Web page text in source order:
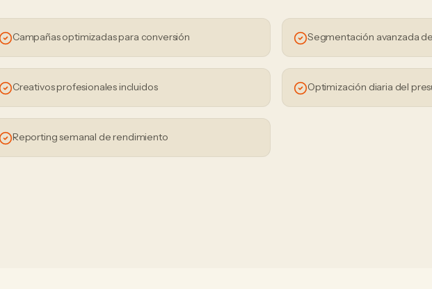
Campañas optimizadas para conversión Segmentación avanzada
Creativos profesionales incluidos Optimización diaria del
Reporting semanal de rendimiento